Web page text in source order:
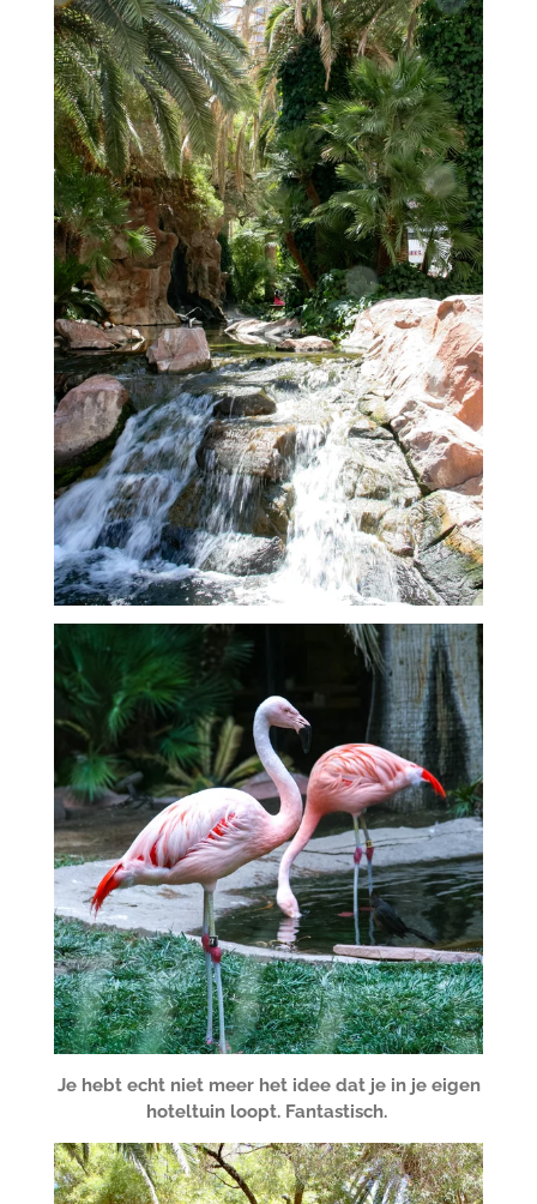
Je hebt echt niet meer het idee dat je in je eigen
hoteltuin loopt. Fantastisch.